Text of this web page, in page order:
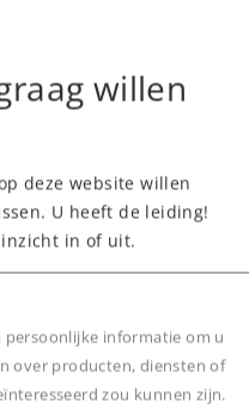
Please contact
willen
deze website willen
U heeft de leiding!
in of uit.
persoonlijke informatie om u
over producten, diensten of
zou kunnen zijn.